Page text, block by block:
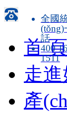
全國
(tǒng)
話
400
1511
首 頁
走進
產